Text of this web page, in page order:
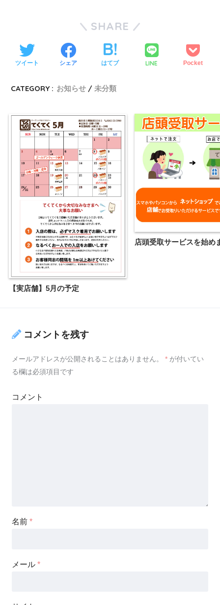
SHARE
ツイート シェア はてブ LINE Pocket
CATEGORY : お知らせ 未分類
【実店舗】5月の予定
店頭受取サービスを始め
コメントを残す
メールアドレスが公開されることはありません。 * が付いてい
る欄は必須項目です
コメント
名前 *
メール *